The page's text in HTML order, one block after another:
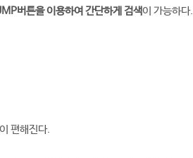
버튼을 이용하여 간단하게 검색이 가능하다.
편해진다.